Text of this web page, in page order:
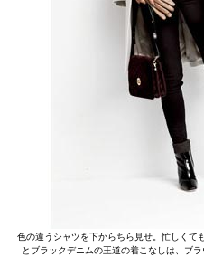
色の違うシャツを下からちら見せ。忙しくて
とブラックデニムの王道の着こなしは、ブ